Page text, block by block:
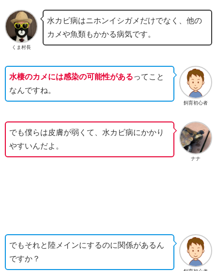
くま村長
水カビ病はニホンイシガメだけでなく、他の
カメや魚類もかかる病気です。
飼育初心者
水棲のカメには感染の可能性があるってこと
なんですね。
ナナ
でも僕らは皮膚が弱くて、水カビ病にかかり
やすいんだよ。
でもそれと陸メインにするのに関係があるん
ですか？